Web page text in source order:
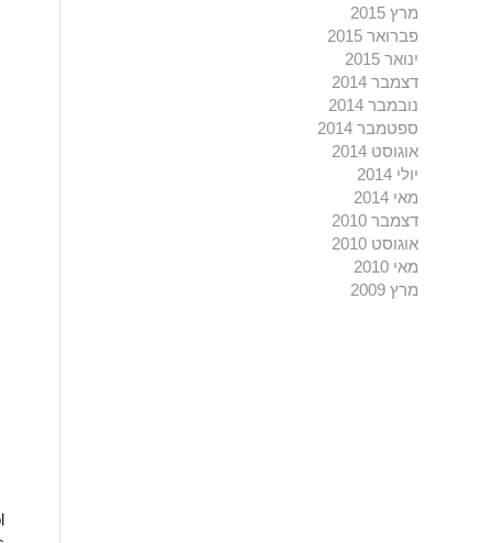
מרץ 2015
פברואר 2015
ינואר 2015
דצמבר 2014
נובמבר 2014
ספטמבר 2014
אוגוסט 2014
יולי 2014
מאי 2014
דצמבר 2010
אוגוסט 2010
מאי 2010
מרץ 2009